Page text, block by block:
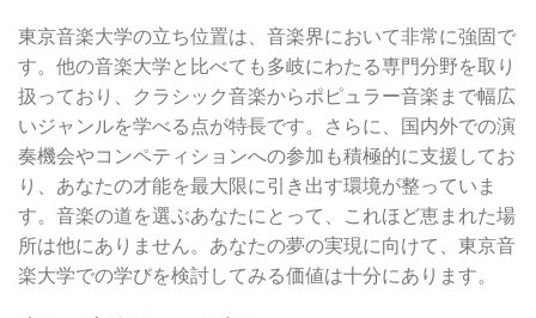
東京音楽大学の立ち位置は、音楽界において非常に強固で
す。他の音楽大学と比べても多岐にわたる専門分野を取り
扱っており、クラシック音楽からポピュラー音楽まで幅広
いジャンルを学べる点が特長です。さらに、国内外での演
奏機会やコンペティションへの参加も積極的に支援してお
り、あなたの才能を最大限に引き出す環境が整っていま
す。音楽の道を選ぶあなたにとって、これほど恵まれた場
所は他にありません。あなたの夢の実現に向けて、東京音
楽大学での学びを検討してみる価値は十分にあります。